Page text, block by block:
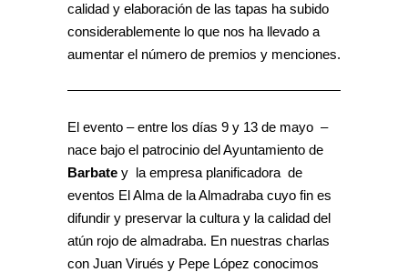
calidad y elaboración de las tapas ha subido
considerablemente lo que nos ha llevado a
aumentar el número de premios y menciones.
El evento – entre los días 9 y 13 de mayo –
nace bajo el patrocinio del Ayuntamiento de
Barbate y la empresa planificadora de
eventos El Alma de la Almadraba cuyo fin es
difundir y preservar la cultura y la calidad del
atún rojo de almadraba. En nuestras charlas
con Juan Virués y Pepe López conocimos